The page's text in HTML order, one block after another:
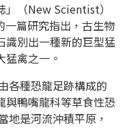
（New Scientist）
篇研究指出，古生物
識別出一種新的巨型猛
禽之一。
各種恐龍足跡構成的
與鴨嘴龍科等草食性恐
地是河流沖積平原，